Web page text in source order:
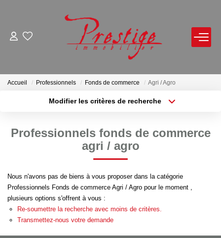
ACHETER
LOUER
Avis De Valeur Sur Rendez-Vous
Estimation En Ligne
NOTRE AGENCE
Nos Actualités
Accueil Professionnels Fonds de commerce Agri / Agro
Modifier les critères de recherche
Professionnels fonds de commerce
agri / agro
Nous n'avons pas de biens à vous proposer dans la catégorie
Professionnels Fonds de commerce Agri / Agro pour le moment ,
plusieurs options s'offrent à vous :
Re-soumettre la recherche avec moins de critères.
Transmettez-nous votre demande